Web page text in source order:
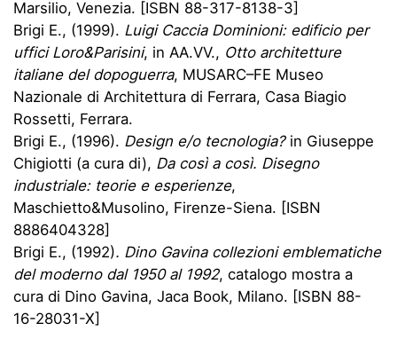
Marsilio, Venezia. [ISBN 88-317-8138-3]
Brigi E., (1999). Luigi Caccia Dominioni: edificio per
uffici Loro&Parisini, in AA.VV., Otto architetture
italiane del dopoguerra, MUSARC–FE Museo
Nazionale di Architettura di Ferrara, Casa Biagio
Rossetti, Ferrara.
Brigi E., (1996). Design e/o tecnologia? in Giuseppe
Chigiotti (a cura di), Da così a così. Disegno
industriale: teorie e esperienze,
Maschietto&Musolino, Firenze-Siena. [ISBN
8886404328]
Brigi E., (1992). Dino Gavina collezioni emblematiche
del moderno dal 1950 al 1992, catalogo mostra a
cura di Dino Gavina, Jaca Book, Milano. [ISBN 88-
16-28031-X]